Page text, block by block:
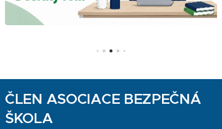
ČLEN ASOCIACE BEZPEČNÁ
ŠKOLA